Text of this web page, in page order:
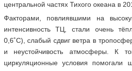
центральной частях Тихого океана в
Факторами, повлиявшими на
интенсивность ТЦ, стали очень
0,6˚С), слабый сдвиг ветра в
и неустойчивость атмосферы. К
циркуляционные условия помогали